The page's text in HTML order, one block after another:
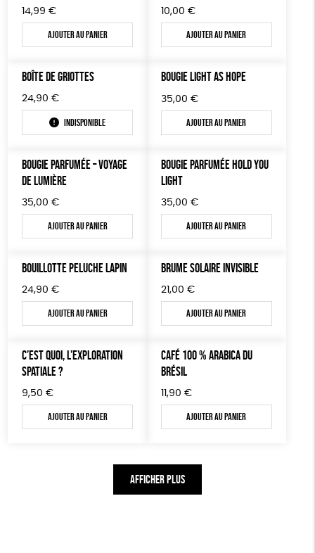
LIVRES
Textile Bio Fabriqué en France
Agriculture Biologique Vegan
14,99 €
Ajouter au panier
10,00 €
Ajouter au panier
BOÎTE DE GRIOTTES
24,90 €
Indisponible
BOUGIE LIGHT AS HOPE
35,00 €
Ajouter au panier
BOUGIE PARFUMÉE – VOYAGE
DE LUMIÈRE
35,00 €
Ajouter au panier
BOUGIE PARFUMÉE HOLD YOU
LIGHT
35,00 €
Ajouter au panier
BOUILLOTTE PELUCHE LAPIN
24,90 €
Ajouter au panier
BRUME SOLAIRE INVISIBLE
21,00 €
Ajouter au panier
C’EST QUOI, L’EXPLORATION
SPATIALE ?
9,50 €
Ajouter au panier
CAFÉ 100 % ARABICA DU
BRÉSIL
11,90 €
Ajouter au panier
AFFICHER PLUS